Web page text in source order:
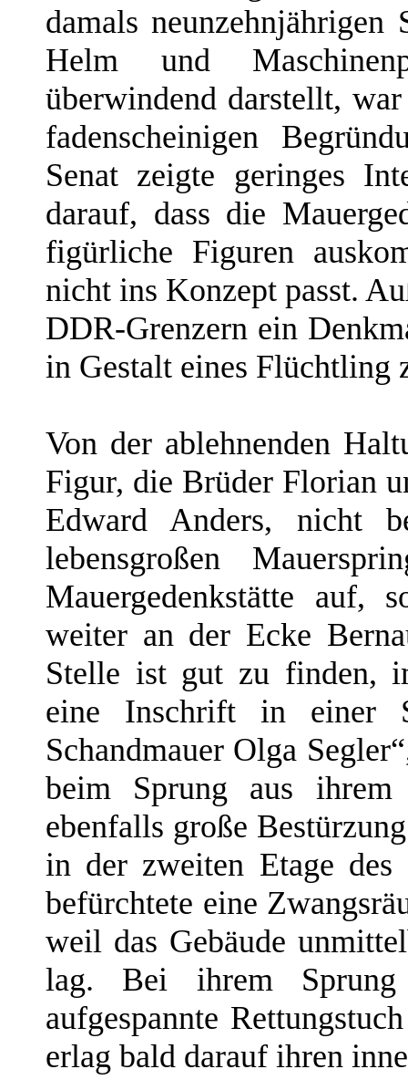
damals
Helm und
überwindend darstellt,
fadenscheinigen
Senat zeigte geringes
darauf, dass die
figürliche Figuren
nicht ins Konzept passt.
DDR-Grenzern ein
in Gestalt eines Flüchtling
Von der ablehnenden
Figur, die Brüder Florian
Edward Anders, nicht
lebensgroßen
Mauergedenkstätte auf,
weiter an der Ecke
Stelle ist gut zu finden,
eine Inschrift in einer
Schandmauer Olga
beim Sprung aus ihrem
ebenfalls große
in der zweiten Etage des
befürchtete eine
weil das Gebäude
lag. Bei ihrem
aufgespannte
erlag bald darauf ihren